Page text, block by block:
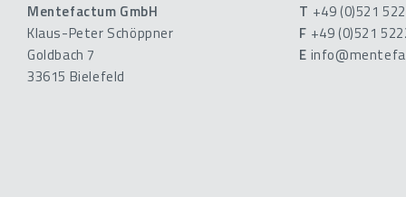
Mentefactum GmbH
Klaus-Peter Schöppner
Goldbach 7
33615 Bielefeld
T +49 (0)521
F +49 (0)521
E